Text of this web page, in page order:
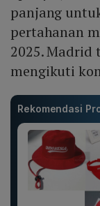
panjang
pertahanan
2025.
mengikuti
Rekomendasi